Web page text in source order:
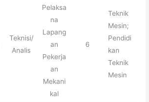
Teknisi/
Analis
Pelaksa
na
Lapang
an
Pekerja
an
Mekani
kal
6
Teknik
Mesin;
Pendidi
kan
Teknik
Mesin